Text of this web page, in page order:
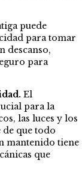
puede
para tomar
descanso,
para
El
para la
las luces y los
que todo
mantenido tiene
que